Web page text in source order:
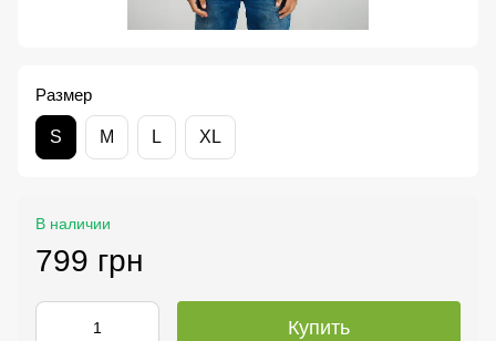
Размер
S M L XL
В наличии
799 грн
Купить